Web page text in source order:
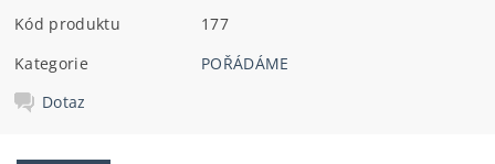
Kód produktu
177
Kategorie
POŘÁDÁME
Dotaz